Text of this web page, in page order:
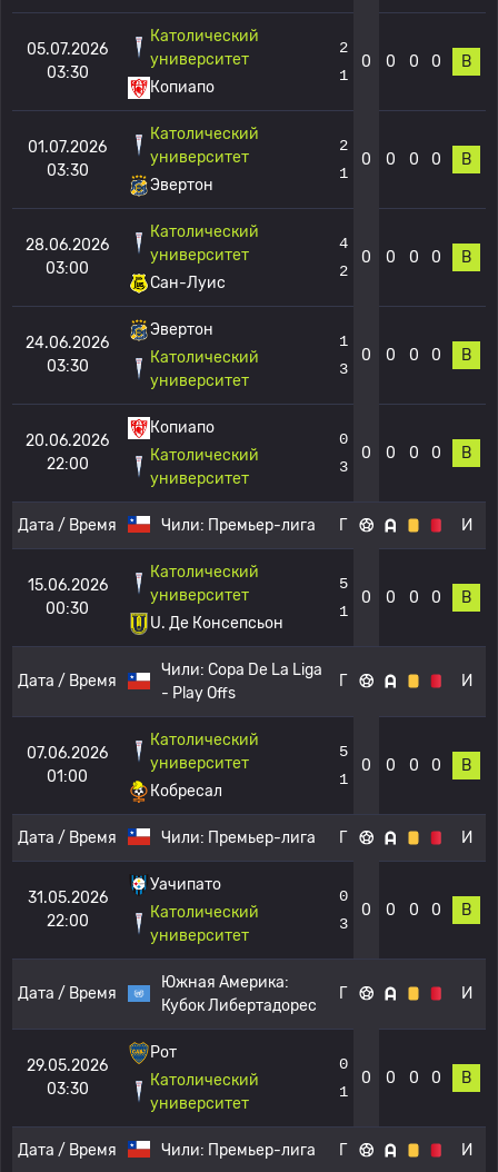
05.07.2026
03:30
Католический
университет
Копиапо
2
1
0 0 0 0 В
01.07.2026
03:30
Католический
университет
Эвертон
2
1
0 0 0 0 В
28.06.2026
03:00
Католический
университет
Сан-Луис
4
2
0 0 0 0 В
24.06.2026
03:30
Эвертон
Католический
университет
1
3
0 0 0 0 В
20.06.2026
22:00
Копиапо
Католический
университет
0
3
0 0 0 0 В
Дата / Время Чили: Премьер-лига Г И
15.06.2026
00:30
Католический
университет
U. Де Консепсьон
5
1
0 0 0 0 В
Дата / Время
Чили: Copa De La Liga
- Play Offs
Г И
07.06.2026
01:00
Католический
университет
Кобресал
5
1
0 0 0 0 В
Дата / Время Чили: Премьер-лига Г И
31.05.2026
22:00
Уачипато
Католический
университет
0
3
0 0 0 0 В
Дата / Время
Южная Америка:
Кубок Либертадорес
Г И
29.05.2026
03:30
Рот
Католический
университет
0
1
0 0 0 0 В
Дата / Время Чили: Премьер-лига Г И